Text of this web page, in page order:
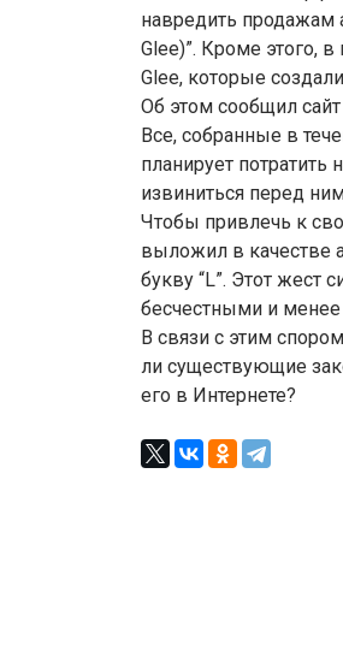
навредить продажам
Glee)”. Кроме этого,
Glee, которые
Об этом сообщил
Все, собранные в
планирует потратить
извиниться перед
Чтобы привлечь к
выложил в качестве
букву “L”. Этот жест
бесчестными и менее
В связи с этим
ли существующие
его в Интернете?